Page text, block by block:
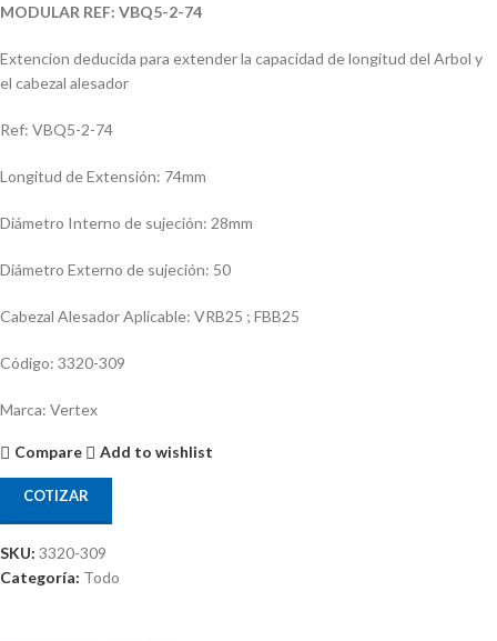
MODULAR REF: VBQ5-2-74
Extencion deducida para extender la capacidad de longitud del Arbol y
el cabezal alesador
Ref: VBQ5-2-74
Longitud de Extensión: 74mm
Diámetro Interno de sujeción: 28mm
Diámetro Externo de sujeción: 50
Cabezal Alesador Aplicable: VRB25 ; FBB25
Código: 3320-309
Marca: Vertex
Compare Add to wishlist
COTIZAR
SKU: 3320-309
Categoría: Todo